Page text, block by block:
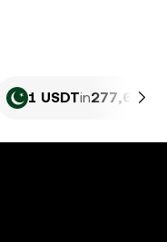
1 USDTin277,68